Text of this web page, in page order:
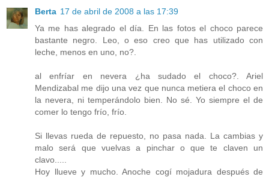
Berta 17 de abril de 2008 a las 17:39
Ya me has alegrado el día. En las fotos el choco parece
bastante negro. Leo, o eso creo que has utilizado con
leche, menos en uno, no?.
al enfríar en nevera ¿ha sudado el choco?. Ariel
Mendizabal me dijo una vez que nunca metiera el choco en
la nevera, ni temperándolo bien. No sé. Yo siempre el de
comer lo tengo frío, frío.
Si llevas rueda de repuesto, no pasa nada. La cambias y
malo será que vuelvas a pinchar o que te claven un
clavo.....
Hoy llueve y mucho. Anoche cogí mojadura después de